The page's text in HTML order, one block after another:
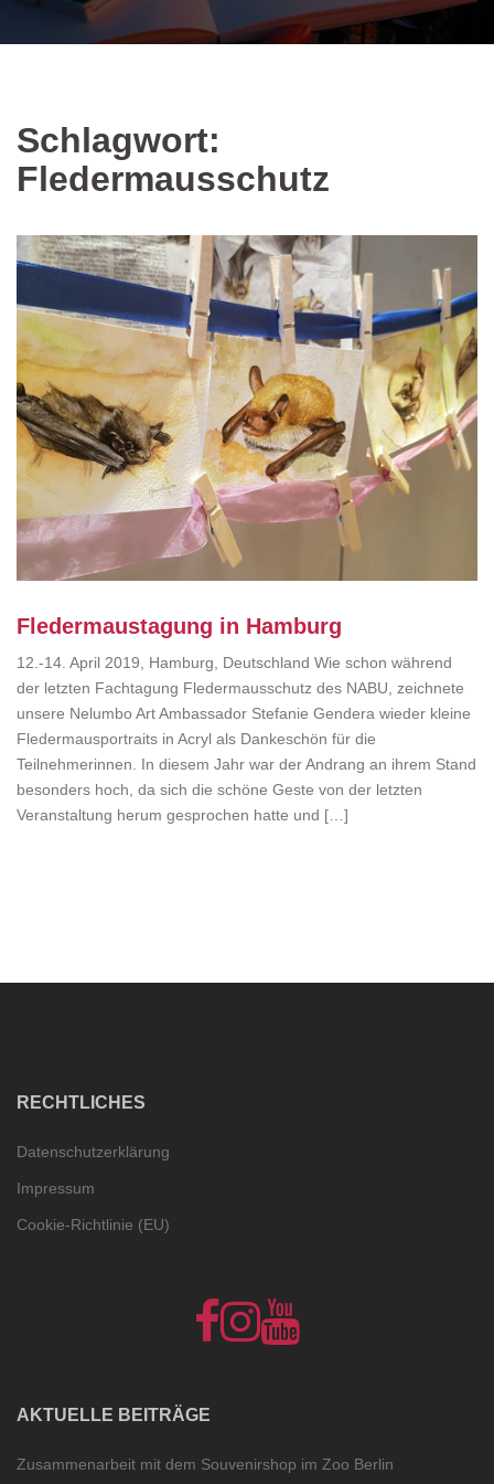
Schlagwort:
Fledermausschutz
Fledermaustagung in Hamburg
12.-14. April 2019, Hamburg, Deutschland Wie schon während
der letzten Fachtagung Fledermausschutz des NABU, zeichnete
unsere Nelumbo Art Ambassador Stefanie Gendera wieder kleine
Fledermausportraits in Acryl als Dankeschön für die
Teilnehmerinnen. In diesem Jahr war der Andrang an ihrem Stand
besonders hoch, da sich die schöne Geste von der letzten
Veranstaltung herum gesprochen hatte und […]
RECHTLICHES
Datenschutzerklärung
Impressum
Cookie-Richtlinie (EU)
NelumboArt
auf
Facebook
NelumboArt
bei
Instagram
bei
YouTube
show
Cookie-
AKTUELLE BEITRÄGE
Zusammenarbeit mit dem Souvenirshop im Zoo Berlin